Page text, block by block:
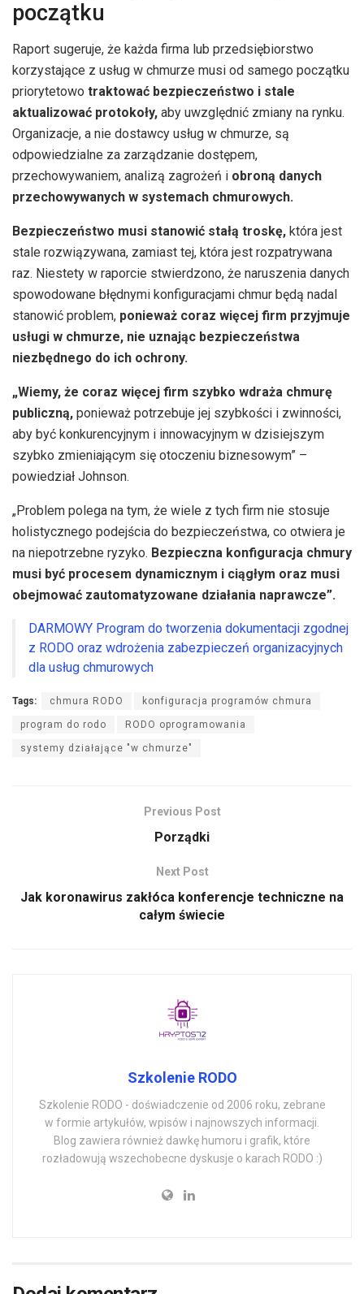
początku
Raport sugeruje, że każda firma lub przedsiębiorstwo
korzystające z usług w chmurze musi od samego początku
priorytetowo traktować bezpieczeństwo i stale
aktualizować protokoły, aby uwzględnić zmiany na rynku.
Organizacje, a nie dostawcy usług w chmurze, są
odpowiedzialne za zarządzanie dostępem,
przechowywaniem, analizą zagrożeń i obroną danych
przechowywanych w systemach chmurowych.
Bezpieczeństwo musi stanowić stałą troskę, która jest
stale rozwiązywana, zamiast tej, która jest rozpatrywana
raz. Niestety w raporcie stwierdzono, że naruszenia danych
spowodowane błędnymi konfiguracjami chmur będą nadal
stanowić problem, ponieważ coraz więcej firm przyjmuje
usługi w chmurze, nie uznając bezpieczeństwa
niezbędnego do ich ochrony.
„Wiemy, że coraz więcej firm szybko wdraża chmurę
publiczną, ponieważ potrzebuje jej szybkości i zwinności,
aby być konkurencyjnym i innowacyjnym w dzisiejszym
szybko zmieniającym się otoczeniu biznesowym” –
powiedział Johnson.
„Problem polega na tym, że wiele z tych firm nie stosuje
holistycznego podejścia do bezpieczeństwa, co otwiera je
na niepotrzebne ryzyko. Bezpieczna konfiguracja chmury
musi być procesem dynamicznym i ciągłym oraz musi
obejmować zautomatyzowane działania naprawcze”.
DARMOWY Program do tworzenia dokumentacji zgodnej
z RODO oraz wdrożenia zabezpieczeń organizacyjnych
dla usług chmurowych
Tags: chmura RODO konfiguracja programów chmura
program do rodo RODO oprogramowania
systemy działające "w chmurze"
Previous Post
Porządki
Next Post
Jak koronawirus zakłóca konferencje techniczne na
całym świecie
Szkolenie RODO
Szkolenie RODO - doświadczenie od 2006 roku, zebrane
w formie artykułów, wpisów i najnowszych informacji.
Blog zawiera również dawkę humoru i grafik, które
rozładowują wszechobecne dyskusje o karach RODO :)